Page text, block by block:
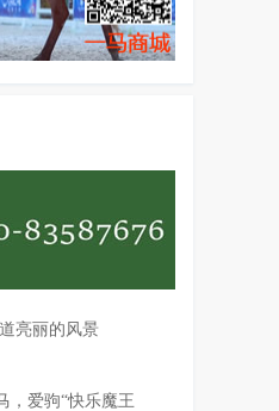
亮丽的风景
，爱驹“快乐魔王